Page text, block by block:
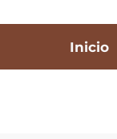
Inicio